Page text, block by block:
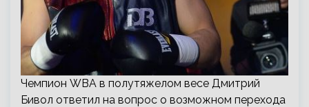
Чемпион WBA в полутяжелом весе Дмитрий
Бивол ответил на вопрос о возможном перехода